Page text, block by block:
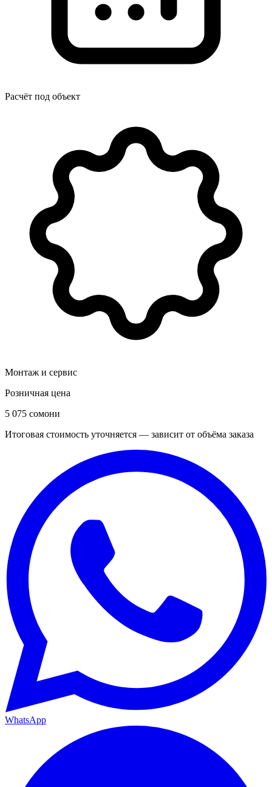
Расчёт под объект
Монтаж и сервис
Розничная цена
5 075 сомони
Итоговая стоимость уточняется — зависит от объёма заказа
WhatsApp